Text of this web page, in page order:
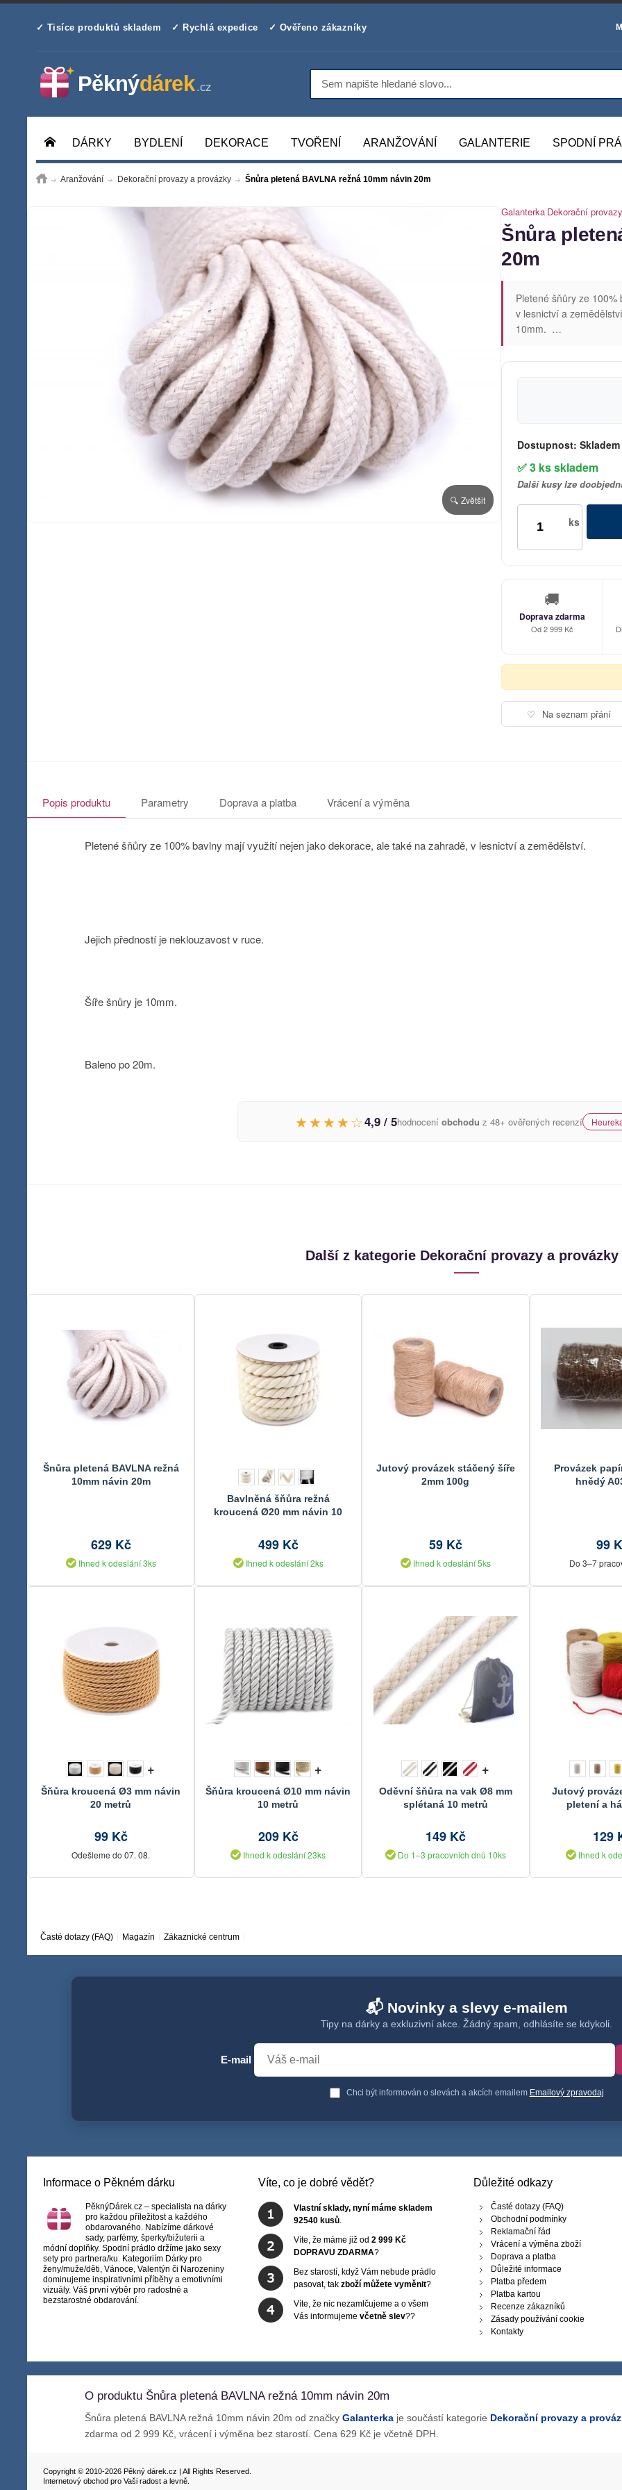
✓ Tisíce produktů skladem ✓ Rychlá expedice ✓ Ověřeno zákazníky
DÁRKY BYDLENÍ DEKORACE TVOŘENÍ ARANŽOVÁNÍ GALANTERIE SPODNÍ
Aranžování Dekorační provazy a provázky Šnůra pletená BAVLNA režná 10mm návin 20m
🔍 Zvětšit
Galanterka|Dekorační
Šnůra
20m
Pletené šňůry ze
v lesnictví a
10mm. …
Dostupnost: Skladem
✅ 3 ks skladem
Další kusy lze
ks
🚚
Doprava zdarma
Od 2 999 Kč
♡ Na seznam přání
Popis produktu Parametry Doprava a platba Vrácení a výměna
Pletené šňůry ze 100% bavlny mají využití nejen jako dekorace, ale také na zahradě, v lesnictví a zemědělství.
Jejich předností je neklouzavost v ruce.
Šíře šnůry je 10mm.
Baleno po 20m.
★★★★☆4,9 / 5hodnocení obchodu z 48+ ověřených recenzí
Další z kategorie Dekorační provazy a provázky
Šnůra pletená BAVLNA režná
10mm návin 20m
629 Kč
Ihned k odeslání 3ks
Bavlněná šňůra režná
kroucená Ø20 mm návin 10
499 Kč
Ihned k odeslání 2ks
Jutový provázek stáčený šíře
2mm 100g
59 Kč
Ihned k odeslání 5ks
Provázek
hnědý
99
Do 3–7
+
Šňůra kroucená Ø3 mm návin
20 metrů
99 Kč
Odešleme do 07. 08.
+
Šňůra kroucená Ø10 mm návin
10 metrů
209 Kč
Ihned k odeslání 23ks
+
Oděvní šňůra na vak Ø8 mm
splétaná 10 metrů
149 Kč
Do 1–3 pracovních dnů 10ks
Jutový
pletení a
129
Ihned k
Časté dotazy (FAQ) Magazín Zákaznické centrum
📬 Novinky a slevy e-mailem
Tipy na dárky a exkluzivní akce. Žádný spam, odhlásíte se kdykoli.
E-mail
Chci být informován o slevách a akcích emailem Emailový zpravodaj
Informace o Pěkném dárku
PěknýDárek.cz – specialista na dárky
pro každou příležitost a každého
obdarovaného. Nabízíme dárkové
sady, parfémy, šperky/bižuterii a
módní doplňky. Spodní prádlo držíme jako sexy
sety pro partnera/ku. Kategoriím Dárky pro
ženy/muže/děti, Vánoce, Valentýn či Narozeniny
dominujeme inspirativními příběhy a emotivními
vizuály. Váš první výběr pro radostné a
bezstarostné obdarování.
Víte, co je dobré vědět?
Vlastní sklady, nyní máme skladem
92540 kusů.
Víte, že máme již od 2 999 Kč
DOPRAVU ZDARMA?
Bez starostí, když Vám nebude prádlo
pasovat, tak zboží můžete vyměnit?
Víte, že nic nezamlčujeme a o všem
Vás informujeme včetně slev??
Důležité odkazy
Časté dotazy (FAQ)
Obchodní podmínky
Reklamační řád
Vrácení a výměna zboží
Doprava a platba
Důležité informace
Platba předem
Platba kartou
Recenze zákazníků
Zásady používání cookie
Kontakty
O produktu Šnůra pletená BAVLNA režná 10mm návin 20m
Šnůra pletená BAVLNA režná 10mm návin 20m od značky Galanterkaje součástí kategorie Dekorační provazy a
zdarma od 2 999 Kč, vrácení i výměna bez starostí. Cena 629 Kč je včetně DPH.
Copyright © 2010-2026 Pěkný dárek.cz | All Rights Reserved.
Internetový obchod pro Vaši radost a levně.